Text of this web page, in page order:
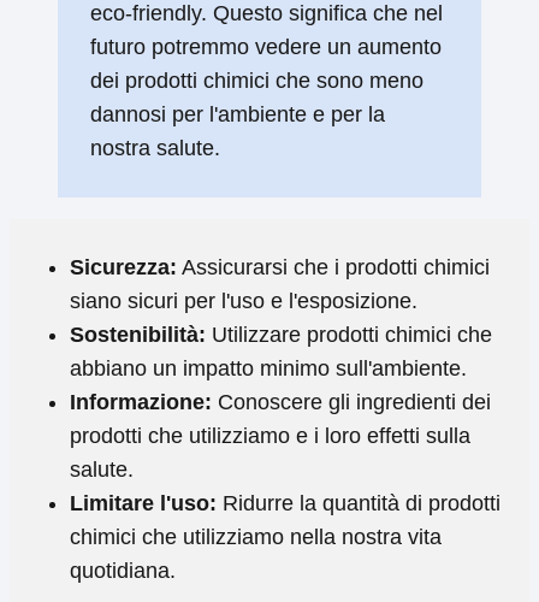
eco-friendly. Questo significa che nel
futuro potremmo vedere un aumento
dei prodotti chimici che sono meno
dannosi per l'ambiente e per la
nostra salute.
Sicurezza: Assicurarsi che i prodotti chimici
siano sicuri per l'uso e l'esposizione.
Sostenibilità: Utilizzare prodotti chimici che
abbiano un impatto minimo sull'ambiente.
Informazione: Conoscere gli ingredienti dei
prodotti che utilizziamo e i loro effetti sulla
salute.
Limitare l'uso: Ridurre la quantità di prodotti
chimici che utilizziamo nella nostra vita
quotidiana.